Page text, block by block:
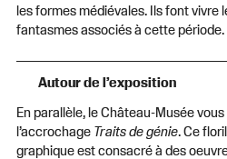
les formes médiévales. Ils font vivre
fantasmes associés à cette période.
Autour de l’exposition
En parallèle, le Château-Musée
l’accrochage Traits de génie. Ce
graphique est consacré à des